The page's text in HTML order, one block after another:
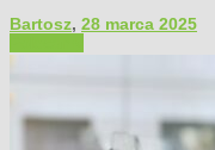
Bartosz, 28 marca 2025